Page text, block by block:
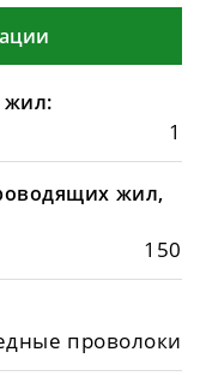
жил:
1
жил,
150
проволоки